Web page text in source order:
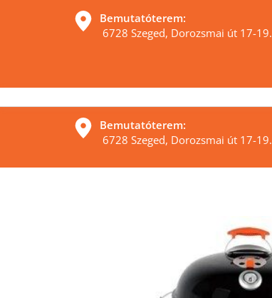
Bemutatóterem:
6728 Szeged, Dorozsmai út 17-19.
Bemutatóterem:
6728 Szeged, Dorozsmai út 17-19.